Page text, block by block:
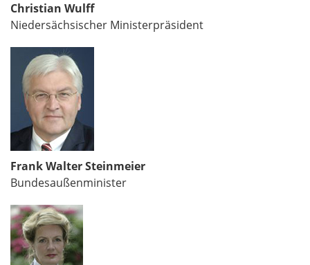
Christian Wulff
Niedersächsischer Ministerpräsident
Frank Walter Steinmeier
Bundesaußenminister